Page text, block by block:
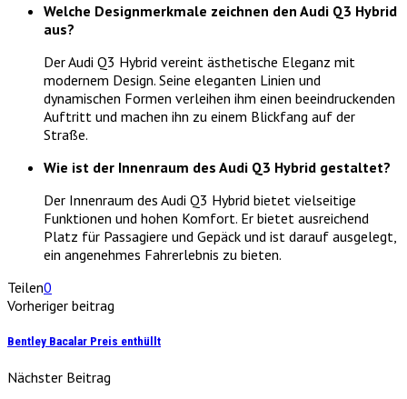
Welche Designmerkmale zeichnen den Audi Q3 Hybrid
aus?
Der Audi Q3 Hybrid vereint ästhetische Eleganz mit
modernem Design. Seine eleganten Linien und
dynamischen Formen verleihen ihm einen beeindruckenden
Auftritt und machen ihn zu einem Blickfang auf der
Straße.
Wie ist der Innenraum des Audi Q3 Hybrid gestaltet?
Der Innenraum des Audi Q3 Hybrid bietet vielseitige
Funktionen und hohen Komfort. Er bietet ausreichend
Platz für Passagiere und Gepäck und ist darauf ausgelegt,
ein angenehmes Fahrerlebnis zu bieten.
Teilen0
Vorheriger beitrag
Bentley Bacalar Preis enthüllt
Nächster Beitrag